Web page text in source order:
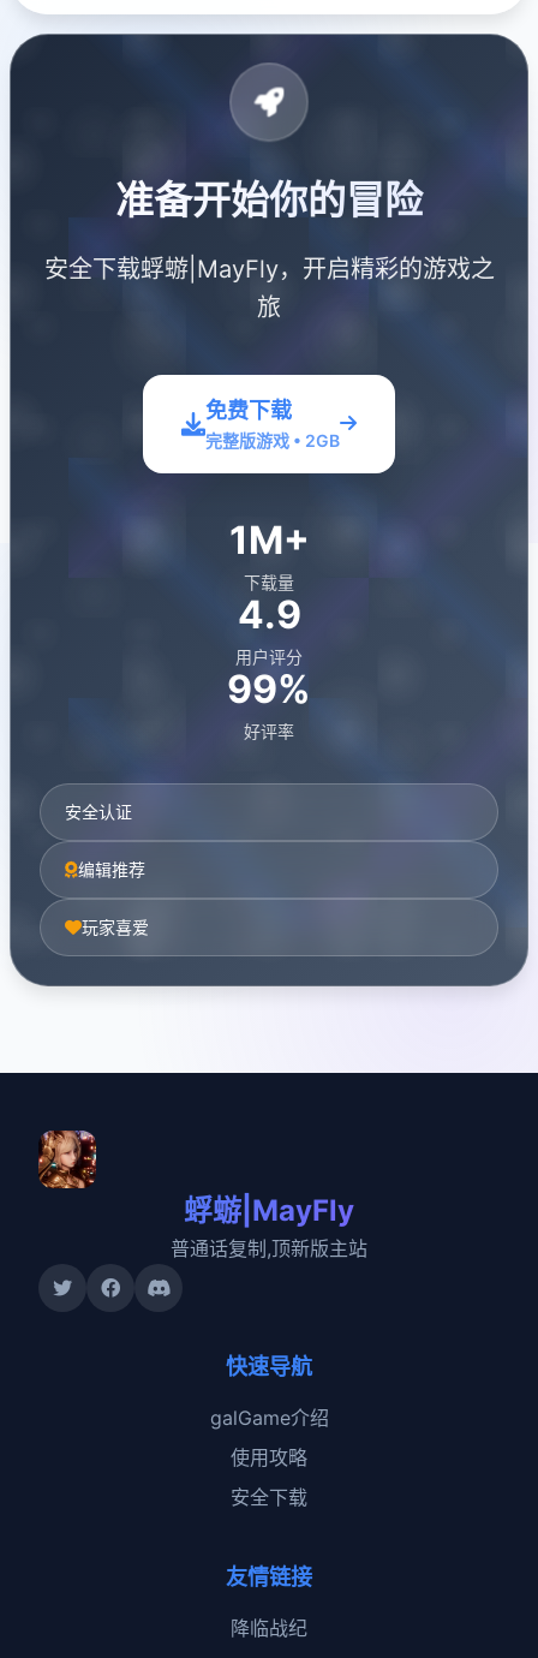
准备开始你的冒险
安全下载蜉蝣|MayFly，开启精彩的游戏之
旅
免费下载
完整版游戏 • 2GB
1M+
下载量
4.9
用户评分
99%
好评率
安全认证
编辑推荐
玩家喜爱
蜉蝣|MayFly
普通话复制,顶新版主站
快速导航
galGame介绍
使用攻略
安全下载
友情链接
降临战纪